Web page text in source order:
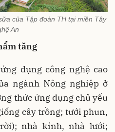
của Tập đoàn TH tại miền Tây
An
tăng
dụng công nghệ cao
ngành Nông nghiệp ở
thức ứng dụng chủ yếu
cây trồng; tưới phun,
nhà kính, nhà lưới;